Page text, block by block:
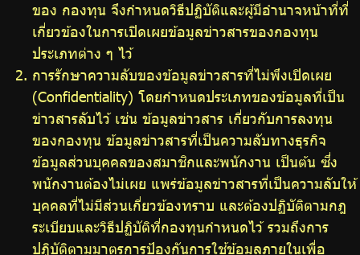
ของ กองทุน จึงกำหนดวิธีปฏิบัติและผู้มีอำนาจหน้าที่ที่
เกี่ยวข้องในการเปิดเผยข้อมูลข่าวสารของกองทุน
ประเภทต่าง ๆ ไว้
การรักษาความลับของข้อมูลข่าวสารที่ไม่พึงเปิดเผย
(Confidentiality) โดยกำหนดประเภทของข้อมูลที่เป็น
ข่าวสารลับไว้ เช่น ข้อมูลข่าวสาร เกี่ยวกับการลงทุน
ของกองทุน ข้อมูลข่าวสารที่เป็นความลับทางธุรกิจ
ข้อมูลส่วนบุคคลของสมาชิกและพนักงาน เป็นต้น ซึ่ง
พนักงานต้องไม่เผย แพร่ข้อมูลข่าวสารที่เป็นความลับให้
บุคคลที่ไม่มีส่วนเกี่ยวข้องทราบ และต้องปฏิบัติตามกฎ
ระเบียบและวิธีปฏิบัติที่กองทุนกำหนดไว้ รวมถึงการ
ปฏิบัติตามมาตรการป้องกันการใช้ข้อมูลภายในเพื่อ